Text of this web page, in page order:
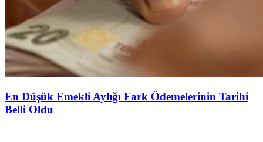
En Düşük Emekli Aylığı Fark Ödemelerinin Tarihi
Belli Oldu